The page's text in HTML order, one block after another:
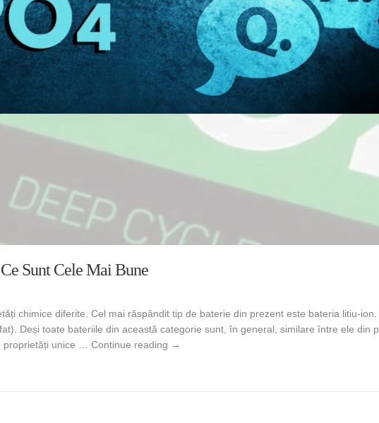
Sunt Cele Mai Bune
chimice diferite. Cel mai răspândit tip de baterie din prezent este bateria litiu-ion.
Deși toate bateriile din această categorie sunt, în general, similare între ele din
proprietăți unice … Continue reading Bateriile LifePo4 – ce sunt acestea și de ce
→